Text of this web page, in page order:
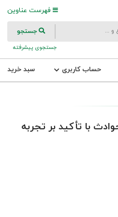
فهرست عناوین
جستجو
جستجوی پیشرفته
حساب کاربری سبد خرید
با تأکید بر تجربه